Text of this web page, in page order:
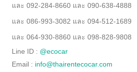
และ 092-284-8660 และ 090-638-4888
และ 086-993-3082 และ 094-512-1689
และ 064-930-8860 และ 098-828-9808
Line ID : @ecocar
Email : info@thairentecocar.com